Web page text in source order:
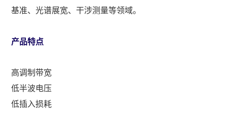
基准、光谱展宽、干涉测量等领域。
产品特点
高调制带宽
低半波电压
低插入损耗